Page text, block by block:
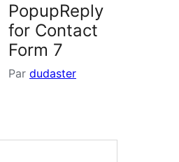
PopupReply
for Contact
Form 7
Par dudaster